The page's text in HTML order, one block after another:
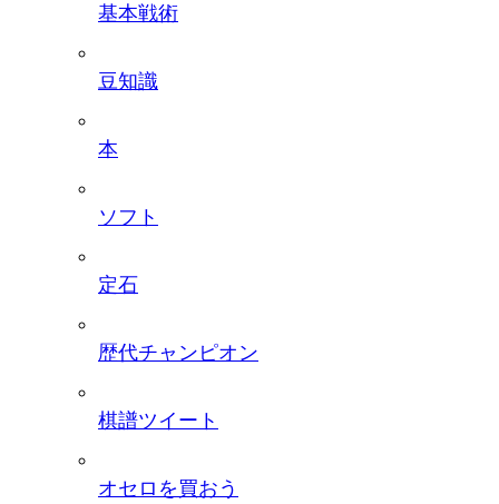
基本戦術
豆知識
本
ソフト
定石
歴代チャンピオン
棋譜ツイート
オセロを買おう